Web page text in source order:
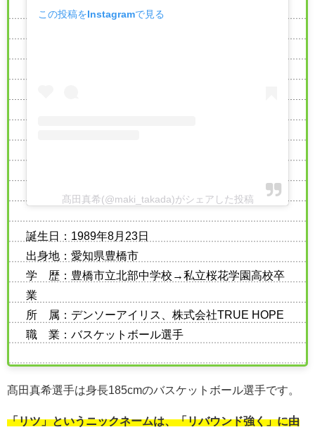
この投稿をInstagramで見る
髙田真希(@maki_takada)がシェアした投稿
誕生日：1989年8月23日
出身地：愛知県豊橋市
学 歴：豊橋市立北部中学校→私立桜花学園高校卒
業
所 属：デンソーアイリス、株式会社TRUE HOPE
職 業：バスケットボール選手
髙田真希選手は身長185cmのバスケットボール選手です。
「リツ」というニックネームは、「リバウンド強く」に由